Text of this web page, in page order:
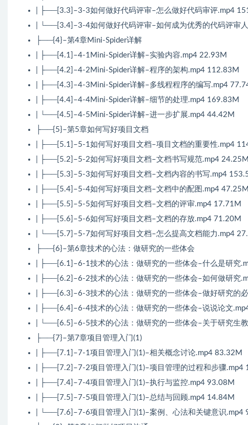
| ├──[3.3]–3-3如何做好代码评审–怎么做好代码审评.mp4
| └──[3.4]–3-4如何做好代码评审–如何成为优秀的代码评审
├──{4}–第4章Mini-Spider详解
| ├──[4.1]–4-1Mini-Spider详解–实验内容.mp4 22.93M
| ├──[4.2]–4-2Mini-Spider详解–程序的架构.mp4 112.83M
| ├──[4.3]–4-3Mini-Spider详解–多线程程序的编写.mp4
| ├──[4.4]–4-4Mini-Spider详解–细节的处理.mp4 169.83M
| └──[4.5]–4-5Mini-Spider详解–进一步扩展.mp4 44.42M
├──{5}–第5章如何写好项目文档
| ├──[5.1]–5-1如何写好项目文档–项目文档的重要性.mp4
| ├──[5.2]–5-2如何写好项目文档–文档书写规范.mp4 24.25M
| ├──[5.3]–5-3如何写好项目文档–文档内容的书写.mp4
| ├──[5.4]–5-4如何写好项目文档–文档中的配图.mp4 47.25M
| ├──[5.5]–5-5如何写好项目文档–文档的评审.mp4 17.71M
| ├──[5.6]–5-6如何写好项目文档–文档的存放.mp4 71.20M
| └──[5.7]–5-7如何写好项目文档–怎么提高文档能力.mp4
├──{6}–第6章技术的心法：做研究的一些体会
| ├──[6.1]–6-1技术的心法：做研究的一些体会–什么是研究
| ├──[6.2]–6-2技术的心法：做研究的一些体会–如何做研究
| ├──[6.3]–6-3技术的心法：做研究的一些体会–做好研究的
| ├──[6.4]–6-4技术的心法：做研究的一些体会–说说论文
| └──[6.5]–6-5技术的心法：做研究的一些体会–关于研究生
├──{7}–第7章项目管理入门(1)
| ├──[7.1]–7-1项目管理入门(1)–相关概念讨论.mp4 83.32M
| ├──[7.2]–7-2项目管理入门(1)–项目管理的过程和步骤.mp4
| ├──[7.4]–7-4项目管理入门(1)–执行与监控.mp4 93.08M
| ├──[7.5]–7-5项目管理入门(1)–总结与回顾.mp4 14.84M
| └──[7.6]–7-6项目管理入门(1)–案例、心法和关键意识.mp4